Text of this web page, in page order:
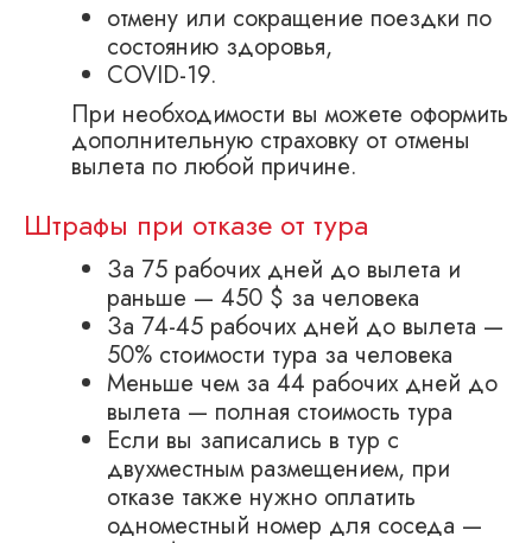
отмену или сокращение поездки по
состоянию здоровья,
COVID-19.
При необходимости вы можете оформить
дополнительную страховку от отмены
вылета по любой причине.
Штрафы при отказе от тура
За 75 рабочих дней до вылета и
раньше — 450 $ за человека
За 74-45 рабочих дней до вылета —
50% стоимости тура за человека
Меньше чем за 44 рабочих дней до
вылета — полная стоимость тура
Если вы записались в тур с
двухместным размещением, при
отказе также нужно оплатить
одноместный номер для соседа —